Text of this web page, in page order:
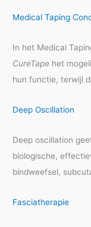
Medical Taping
In het Medical
CureTape het
hun functie, terwijl
Deep Oscillation
Deep oscillation
biologische,
bindweefsel,
Fasciatherapie